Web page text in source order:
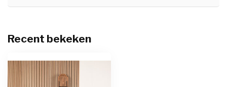
Recent bekeken